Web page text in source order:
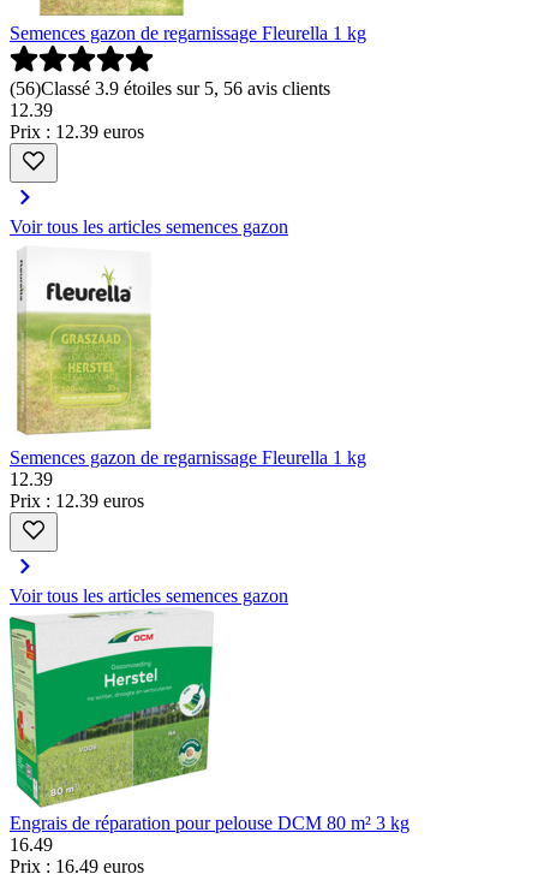
Semences gazon de regarnissage Fleurella 1 kg
(56)Classé 3.9 étoiles sur 5, 56 avis clients
12.39
Prix : 12.39 euros
Voir tous les articles semences gazon
Semences gazon de regarnissage Fleurella 1 kg
12.39
Prix : 12.39 euros
Voir tous les articles semences gazon
Engrais de réparation pour pelouse DCM 80 m² 3 kg
16.49
Prix : 16.49 euros